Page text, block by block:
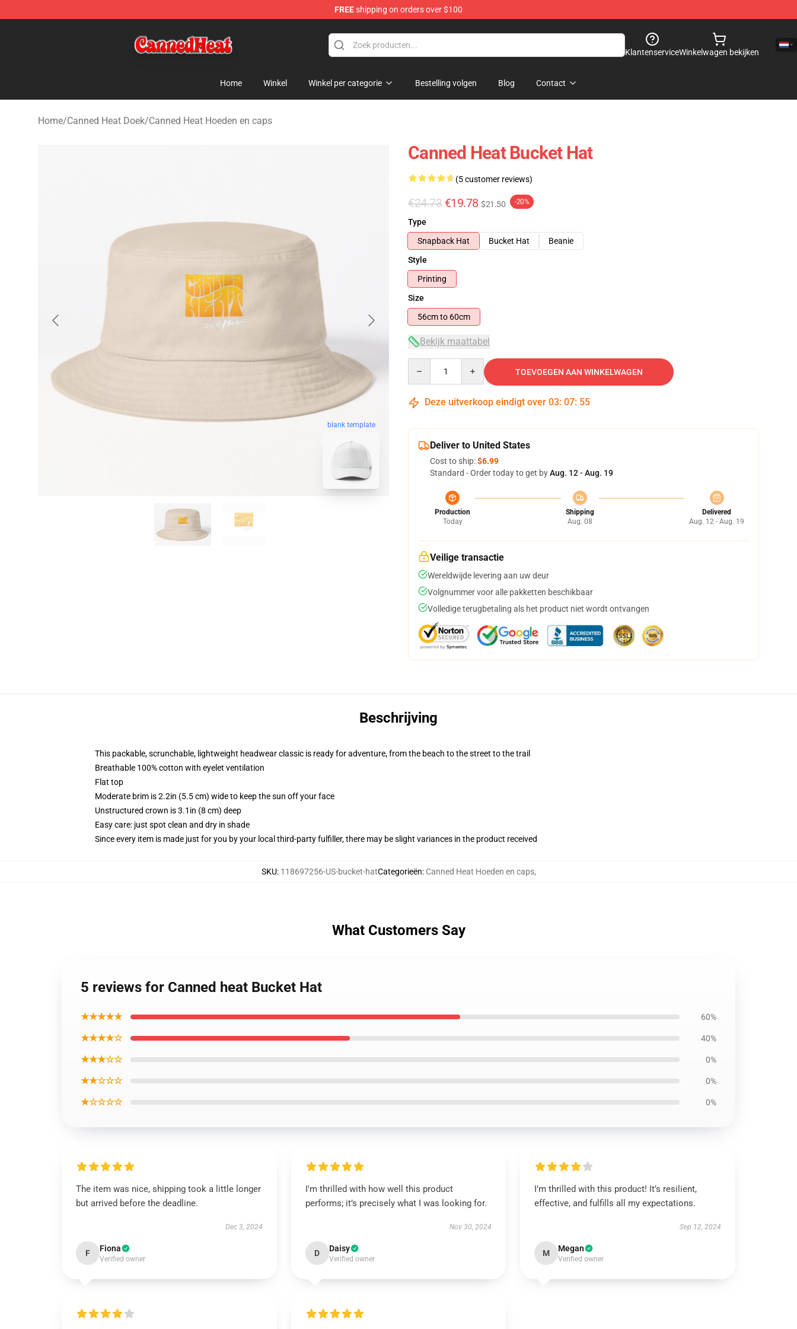
FREEshipping on orders over $100
KlantenserviceWinkelwagen bekijken
Home Winkel Winkel per categorie Bestelling volgen Blog Contact
Home/Canned Heat Doek/Canned Heat Hoeden en caps
blank template
Canned Heat Bucket Hat
(5 customer reviews)
€24.73 €19.78 $21.50 -20%
Type
Snapback Hat
Bucket Hat
Beanie
Style
Printing
Size
56cm to 60cm
Bekijk maattabel
TOEVOEGEN AAN WINKELWAGEN
Deze uitverkoop eindigt over 03: 07: 54
Deliver to United States
Cost to ship:$6.99
Standard - Order today to get byAug. 12 - Aug. 19
Production
Today
Shipping
Aug. 08
Delivered
Aug. 12 - Aug. 19
Veilige transactie
Wereldwijde levering aan uw deur
Volgnummer voor alle pakketten beschikbaar
Volledige terugbetaling als het product niet wordt ontvangen
Beschrijving
This packable, scrunchable, lightweight headwear classic is ready for adventure, from the beach to the street to the trail
Breathable 100% cotton with eyelet ventilation
Flat top
Moderate brim is 2.2in (5.5 cm) wide to keep the sun off your face
Unstructured crown is 3.1in (8 cm) deep
Easy care: just spot clean and dry in shade
Since every item is made just for you by your local third-party fulfiller, there may be slight variances in the product received
SKU: 118697256-US-bucket-hatCategorieën: Canned Heat Hoeden en caps,
What Customers Say
5 reviews for Canned heat Bucket Hat
★★★★★ 60%
★★★★☆ 40%
★★★☆☆ 0%
★★☆☆☆ 0%
★☆☆☆☆ 0%
The item was nice, shipping took a little longer
but arrived before the deadline.
Dec 3, 2024
F Fiona
Verified owner
I'm thrilled with how well this product
performs; it’s precisely what I was looking for.
Nov 30, 2024
D Daisy
Verified owner
I’m thrilled with this product! It’s resilient,
effective, and fulfills all my expectations.
Sep 12, 2024
M Megan
Verified owner